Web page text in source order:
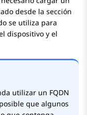
desde la sección
se utiliza para
dispositivo y el
utilizar un FQDN
que algunos